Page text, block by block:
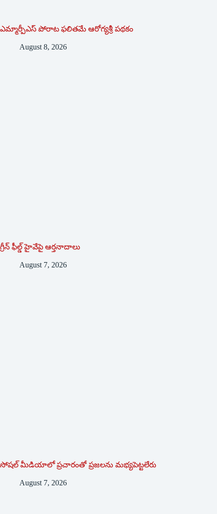
ఎమ్మార్పీఎస్ పోరాట ఫలితమే ఆరోగ్యశ్రీ పథకం
August 8, 2026
గ్రీన్ ఫీల్డ్ హైవేపై ఆర్తనాదాలు
August 7, 2026
సోషల్‌ ‌మీడియాలో ప్రచారంతో ప్రజలను మభ్యపెట్టలేరు
August 7, 2026